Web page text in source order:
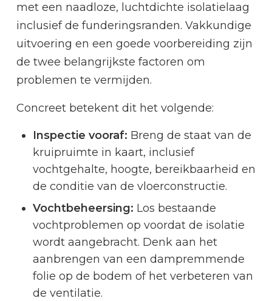
met een naadloze, luchtdichte isolatielaag
inclusief de funderingsranden. Vakkundige
uitvoering en een goede voorbereiding zijn
de twee belangrijkste factoren om
problemen te vermijden.
Concreet betekent dit het volgende:
Inspectie vooraf: Breng de staat van de
kruipruimte in kaart, inclusief
vochtgehalte, hoogte, bereikbaarheid en
de conditie van de vloerconstructie.
Vochtbeheersing: Los bestaande
vochtproblemen op voordat de isolatie
wordt aangebracht. Denk aan het
aanbrengen van een dampremmende
folie op de bodem of het verbeteren van
de ventilatie.